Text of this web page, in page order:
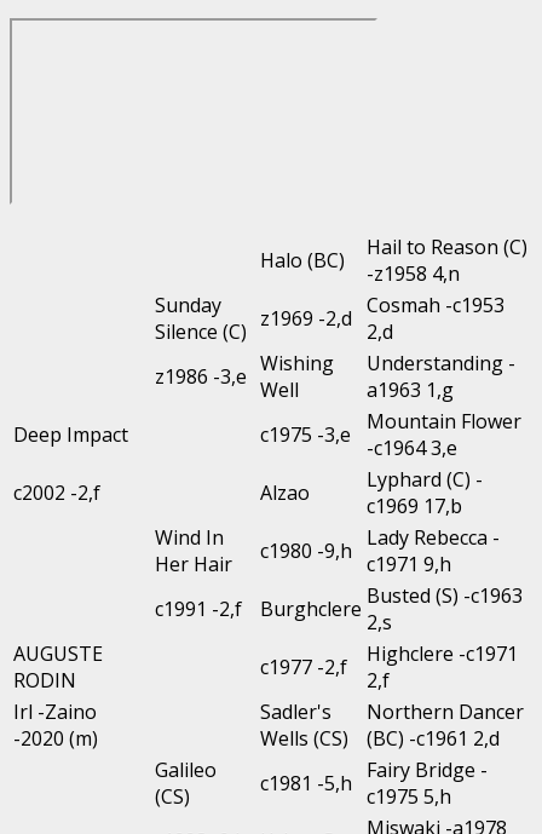
Halo (BC)
Hail to Reason (C)
-z1958 4,n
Sunday
Silence (C) z1969 -2,d Cosmah -c1953
2,d
z1986 -3,e Wishing
Well
Understanding -
a1963 1,g
Deep Impact
c1975 -3,e
Mountain Flower
-c1964 3,e
c2002 -2,f
Alzao
Lyphard (C) -
c1969 17,b
Wind In
Her Hair
c1980 -9,h
Lady Rebecca -
c1971 9,h
c1991 -2,f
Burghclere Busted (S) -c1963
2,s
AUGUSTE
RODIN
c1977 -2,f
Highclere -c1971
2,f
Irl -Zaino
-2020 (m)
Sadler's
Wells (CS)
Northern Dancer
(BC) -c1961 2,d
Galileo
(CS)
c1981 -5,h
Fairy Bridge -
c1975 5,h
Miswaki -a1978